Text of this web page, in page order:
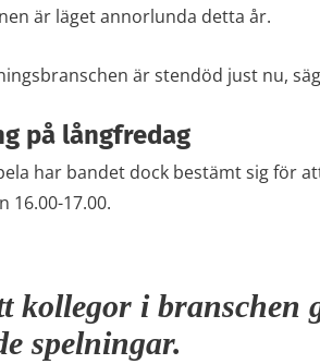
är läget annorlunda detta år.
är stendöd just nu,
på långfredag
har bandet dock bestämt sig för
16.00-17.00.
kollegor i branschen
spelningar.